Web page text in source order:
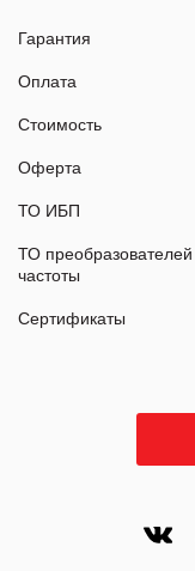
Гарантия
Оплата
Стоимость
Оферта
ТО ИБП
ТО преобразователей
частоты
Сертификаты